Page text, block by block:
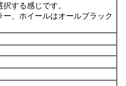
する感じです。
、ホイールはオールブラック